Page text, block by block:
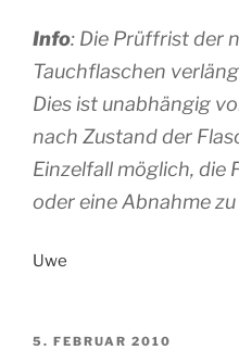
Info: Die Prüffrist der
Tauchflaschen
Dies ist unabhängig
nach Zustand der
Einzelfall möglich, die
oder eine Abnahme
Uwe
VERÖFFENTLICHT
5. FEBRUAR 2010